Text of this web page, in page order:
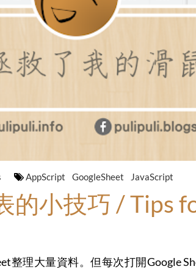
AppScript GoogleSheet JavaScript
的小技巧 / Tips
整理大量資料。但每次打開Google